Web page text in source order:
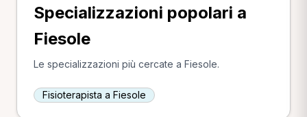
Specializzazioni popolari a
Fiesole
Le specializzazioni più cercate a Fiesole.
Fisioterapista a Fiesole